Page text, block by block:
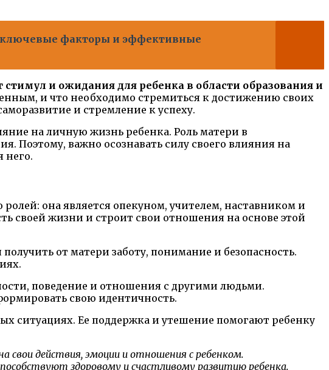
ключевые факторы и эффективные
и ожидания для ребенка в области образования и
и что необходимо стремиться к достижению своих
и стремление к успеху.
на личную жизнь ребенка. Роль матери в
Поэтому, важно осознавать силу своего влияния на
него.
она является опекуном, учителем, наставником и
своей жизни и строит свои отношения на основе этой
от матери заботу, понимание и безопасность.
поведение и отношения с другими людьми.
свою идентичность.
ситуациях. Ее поддержка и утешение помогают ребенку
свои действия, эмоции и отношения с ребенком.
здоровому и счастливому развитию ребенка.